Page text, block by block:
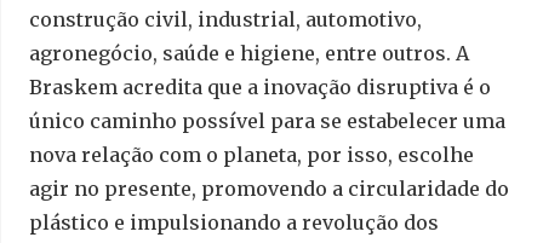
construção civil, industrial, automotivo,
agronegócio, saúde e higiene, entre outros. A
Braskem acredita que a inovação disruptiva é o
único caminho possível para se estabelecer uma
nova relação com o planeta, por isso, escolhe
agir no presente, promovendo a circularidade do
plástico e impulsionando a revolução dos